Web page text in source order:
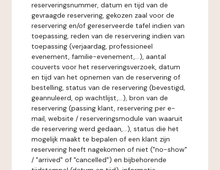
reserveringsnummer, datum en tijd van de
gevraagde reservering, gekozen zaal voor de
reservering en/of gereserveerde tafel indien van
toepassing, reden van de reservering indien van
toepassing (verjaardag, professioneel
evenement, familie-evenement,...), aantal
couverts voor het reserveringsverzoek, datum
en tijd van het opnemen van de reservering of
bestelling, status van de reservering (bevestigd,
geannuleerd, op wachtlijst,...), bron van de
reservering (passing klant, reservering per e-
mail, website / reserveringsmodule van waaruit
de reservering werd gedaan,...), status die het
mogelijk maakt te bepalen of een klant zijn
reservering heeft nagekomen of niet ("no-show"
/ "arrived" of "cancelled") en bijbehorende